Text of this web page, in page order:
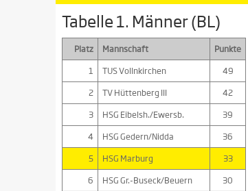
Tabelle 1. Männer (BL)
Platz Mannschaft
Punkte
1
TUS Vollnkirchen
49
2
TV Hüttenberg III
42
3
HSG Eibelsh./Ewersb.
39
4
HSG Gedern/Nidda
36
5
HSG Marburg
33
6
HSG Gr.-Buseck/Beuern
30